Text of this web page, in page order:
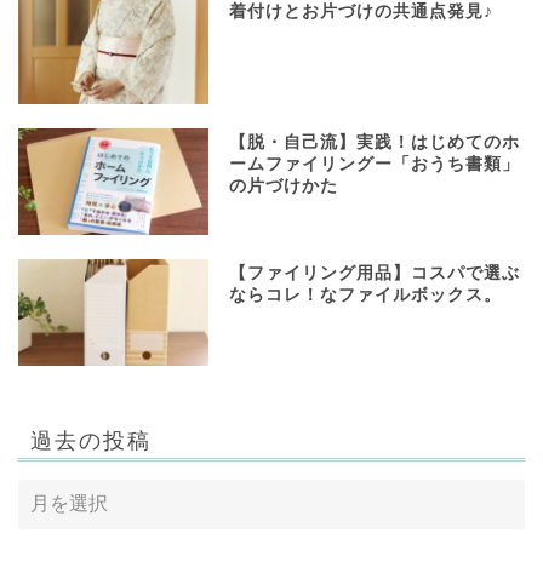
着付けとお片づけの共通点発見♪
【脱・自己流】実践！はじめてのホ
ームファイリングー「おうち書類」
の片づけかた
【ファイリング用品】コスパで選ぶ
ならコレ！なファイルボックス。
過去の投稿